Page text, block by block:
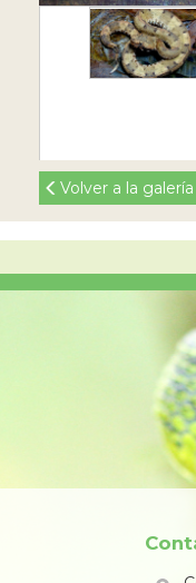
Volver a la